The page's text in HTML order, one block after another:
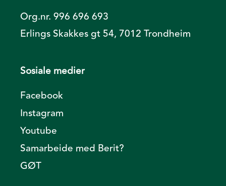
Org.nr. 996 696 693
Erlings Skakkes gt 54, 7012 Trondheim
Sosiale medier
Facebook
Instagram
Youtube
Samarbeide med Berit?
GØT